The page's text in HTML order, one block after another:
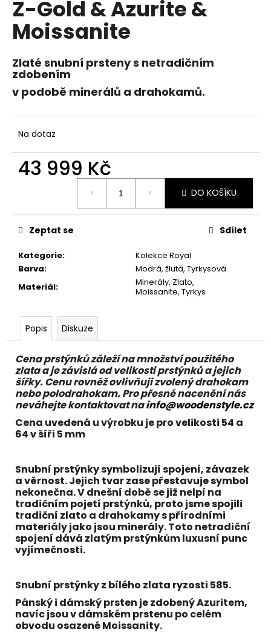
Z-Gold & Azurite &
Moissanite
Zlaté snubní prsteny s netradičním
zdobením
v podobě minerálů a drahokamů.
Na dotaz
43 999 Kč
DO KOŠÍKU
Kategorie:
Kolekce Royal
Barva:
Modrá, žlutá, Tyrkysová
Materiál:
Minerály, Zlato,
Moissanite, Tyrkys
Zeptat se Sdílet
Popis Diskuze
Cena prstýnků záleží na množství použitého
zlata a je závislá od velikosti prstýnků a jejich
šířky. Cenu rovněž ovlivňuji zvolený drahokam
nebo polodrahokam. Pro přesné nacenění nás
neváhejte kontaktovat nainfo@woodenstyle.cz
Cena uvedená u výrobku je pro velikosti 54 a
64 v šíři 5 mm
Snubní prstýnky symbolizují spojení, závazek
a věrnost. Jejich tvar zase přestavuje symbol
nekonečna. V dnešní době se již nelpí na
tradičním pojetí prstýnků, proto jsme spojili
tradiční zlato a drahokamy s přírodními
materiály jako jsou minerály. Toto netradiční
spojení dává zlatým prstýnkům luxusní punc
vyjímečnosti.
Snubní prstýnky z bílého zlata ryzosti 585.
Pánský i dámský prsten je zdobený Azuritem,
navíc jsou v dámském prstenu po celém
obvodu osazené Moissanity.
a
j
t
?
p
o
u
č
u
e